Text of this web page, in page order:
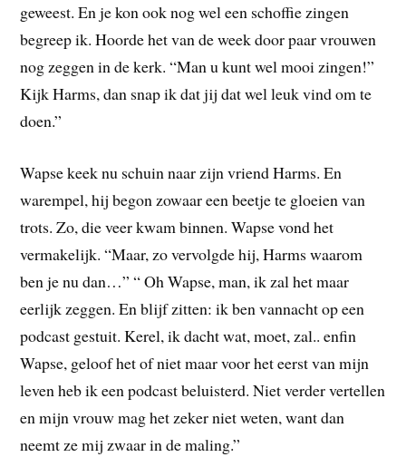
geweest. En je kon ook nog wel een schoffie zingen
begreep ik. Hoorde het van de week door paar vrouwen
nog zeggen in de kerk. “Man u kunt wel mooi zingen!”
Kijk Harms, dan snap ik dat jij dat wel leuk vind om te
doen.”
Wapse keek nu schuin naar zijn vriend Harms. En
warempel, hij begon zowaar een beetje te gloeien van
trots. Zo, die veer kwam binnen. Wapse vond het
vermakelijk. “Maar, zo vervolgde hij, Harms waarom
ben je nu dan…” “ Oh Wapse, man, ik zal het maar
eerlijk zeggen. En blijf zitten: ik ben vannacht op een
podcast gestuit. Kerel, ik dacht wat, moet, zal.. enfin
Wapse, geloof het of niet maar voor het eerst van mijn
leven heb ik een podcast beluisterd. Niet verder vertellen
en mijn vrouw mag het zeker niet weten, want dan
neemt ze mij zwaar in de maling.”